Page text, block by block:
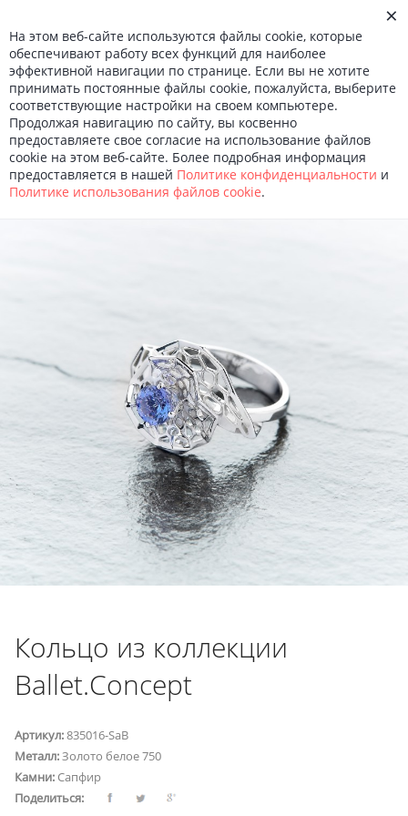
×
На этом веб-сайте используются файлы cookie, которые
обеспечивают работу всех функций для наиболее
эффективной навигации по странице. Если вы не хотите
принимать постоянные файлы cookie, пожалуйста, выберите
соответствующие настройки на своем компьютере.
Продолжая навигацию по сайту, вы косвенно
предоставляете свое согласие на использование файлов
cookie на этом веб-сайте. Более подробная информация
предоставляется в нашей Политике конфиденциальности и
Политике использования файлов сookie.
МЕНЮ
НОВОСТИ
КОНТАКТЫ
Войти
Ru En
Вся коллекция
Ballet.Concept
Кольцо из коллекции
Ballet.Concept
Артикул:835016-SaB
Металл:Золото белое 750
Камни: Сапфир
Поделиться: